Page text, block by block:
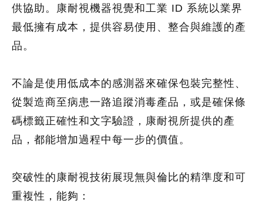
供協助。康耐視機器視覺和工業 ID 系統以業界
最低擁有成本，提供容易使用、整合與維護的產
品。
不論是使用低成本的感測器來確保包裝完整性、
從製造商至病患一路追蹤消毒產品，或是確保條
碼標籤正確性和文字驗證，康耐視所提供的產
品，都能增加過程中每一步的價值。
突破性的康耐視技術展現無與倫比的精準度和可
重複性，能夠：